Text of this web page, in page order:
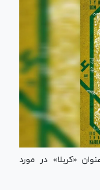
«کربلا» در مورد